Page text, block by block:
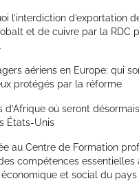
l’interdiction d’exportation
et de cuivre par la RDC
aériens en Europe: qui
protégés par la réforme
d’Afrique où seront
États-Unis
au Centre de Formation
compétences essentielles
et social du pays